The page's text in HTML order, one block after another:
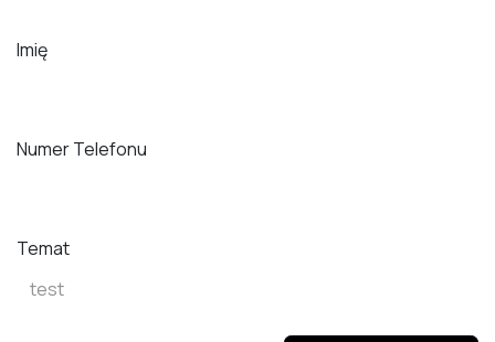
Imię
Numer Telefonu
Temat